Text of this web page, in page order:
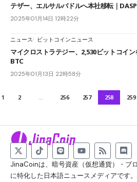
テザー、エルサルバドルへ本社移転｜
2025年01月14日 12時22分
ニュース ビットコインニュース
マイクロストラテジー、2,530ビットコイン
BTC
2025年01月13日 22時58分
1 2 256 257 258 259
JinaCoinは、暗号資産（仮想通貨）・ブ
に特化した日本語ニュースメディアです